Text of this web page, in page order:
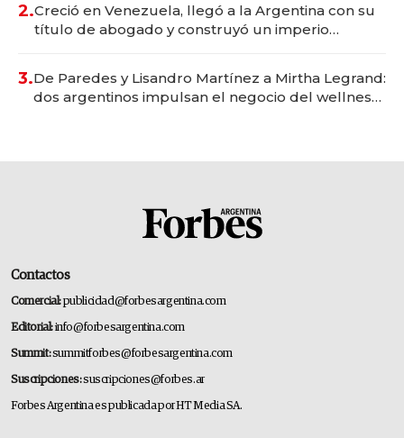
2.Creció en Venezuela, llegó a la Argentina con su
título de abogado y construyó un imperio
3.De Paredes y Lisandro Martínez a Mirtha Legrand:
dos argentinos impulsan el negocio del wellness
Contactos
Comercial:publicidad@forbesargentina.com
Editorial:info@forbesargentina.com
Summit:summitforbes@forbesargentina.com
Suscripciones:suscripciones@forbes.ar
Forbes Argentina es publicada por HT Media SA.